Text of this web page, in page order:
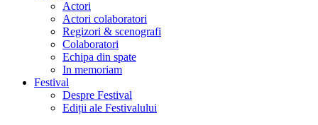
Actori
Actori colaboratori
Regizori & scenografi
Colaboratori
Echipa din spate
In memoriam
Festival
Despre Festival
Ediții ale Festivalului